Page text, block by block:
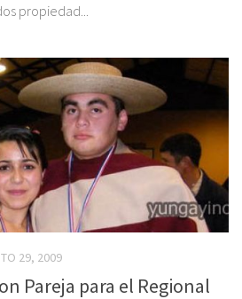
propiedad...
29, 2009
Pareja para el Regional